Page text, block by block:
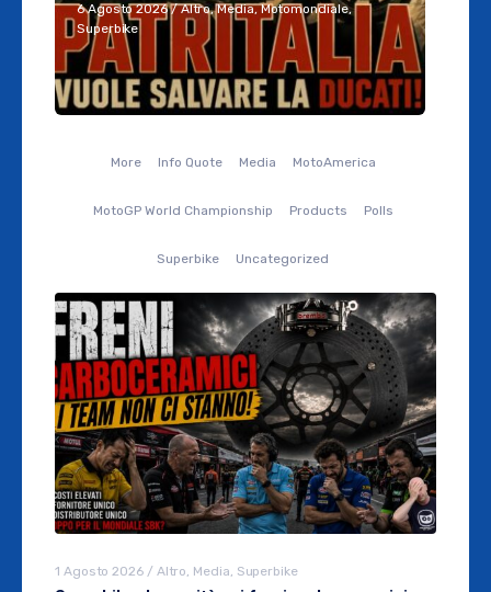
6 Agosto 2026 / Altro,Media,Motomondiale,
Superbike
More Info Quote Media MotoAmerica
MotoGP World Championship Products Polls
Superbike Uncategorized
1 Agosto 2026 / Altro Media Superbike